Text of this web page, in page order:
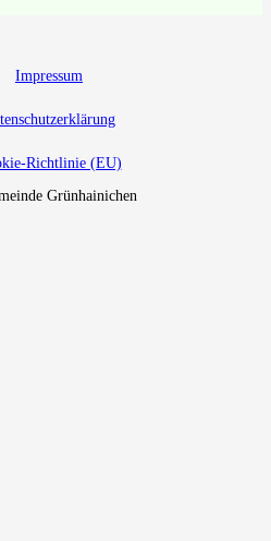
Impressum
Richtlinie (EU)
Grünhainichen